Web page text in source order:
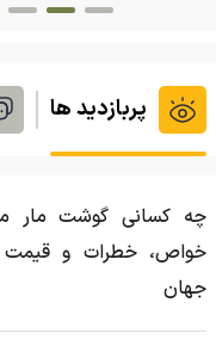
پربازدید ها
چه کسانی گوشت مار
خواص، خطرات و
جهان